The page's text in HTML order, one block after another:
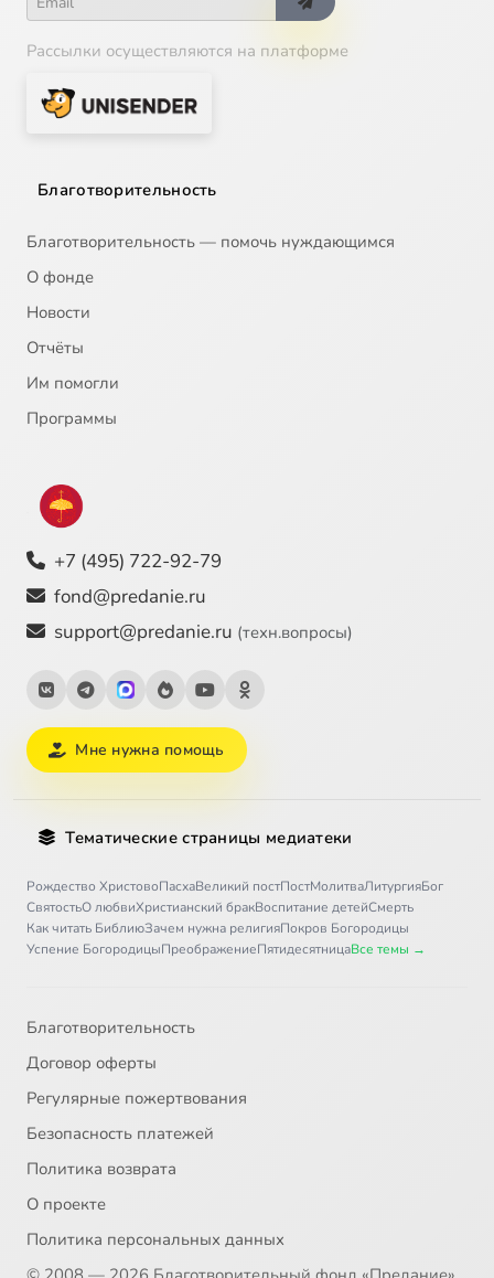
Рассылки осуществляются на платформе
Благотворительность
Благотворительность — помочь нуждающимся
О фонде
Новости
Отчёты
Им помогли
Программы
+7 (495) 722-92-79
fond@predanie.ru
support@predanie.ru (техн.вопросы)
Мне нужна помощь
Тематические страницы медиатеки
Рождество ХристовоПасхаВеликий постПостМолитваЛитургияБог
СвятостьО любвиХристианский бракВоспитание детейСмерть
Как читать БиблиюЗачем нужна религияПокров Богородицы
Успение БогородицыПреображениеПятидесятницаВсе темы →
Благотворительность
Договор оферты
Регулярные пожертвования
Безопасность платежей
Политика возврата
О проекте
Политика персональных данных